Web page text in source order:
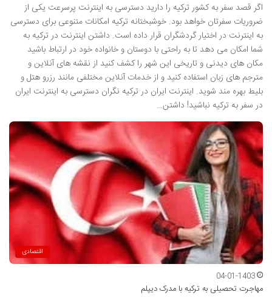
اگر قصد سفر به کشور ترکیه را دارید دسترسی به اینترنت پرسرعت یکی از
ضروریات سفرتان خواهد بود. خوشبختانه ترکیه امکانات متنوعی برای دسترسی
به اینترنت در اختیار گردشگران قرار داده است. داشتن اینترنت در ترکیه به
شما امکان می دهد تا به راحتی با دوستان و خانواده خود در ارتباط باشید
مکان های دیدنی و تاریخی این شهر را کشف کنید از نقشه های آنلاین و
مترجم های زبان استفاده کنید و از خدمات آنلاین مختلفی مانند رزرو هتل و
بلیط بهره مند شوید. اینترنت ایران در ترکیه نگران دسترسی به اینترنت ایران
در سفر به ترکیه نباشید! داشتن…
اقتصادی
04-01-1403
مهاجرت تحصیلی به ترکیه با مدرک دیپلم